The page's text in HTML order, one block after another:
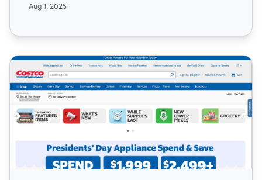
Aug 1, 2025
Programa de Afiliados de Costco